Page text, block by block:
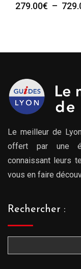
Le meilleur de
offert par une
connaissant leurs
vous en faire
Rechercher :